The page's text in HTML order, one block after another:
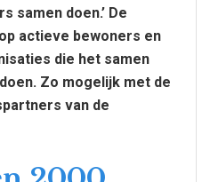
samen doen.’ De
actieve bewoners en
die het samen
Zo mogelijk met de
van de